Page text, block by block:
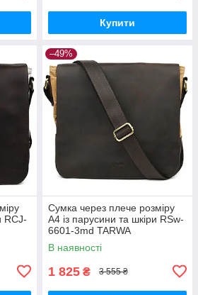
Купити
RCJ-
–49%
Сумка через плече розміру
А4 із парусини та шкіри RSw-
6601-3md TARWA
В наявності
1 825 ₴ 3 555 ₴